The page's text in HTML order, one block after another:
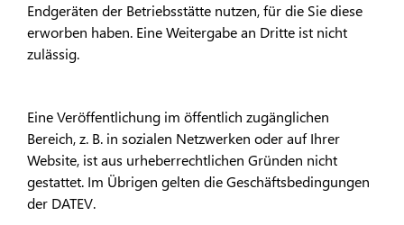
Endgeräten der Betriebsstätte nutzen, für die Sie diese
erworben haben. Eine Weitergabe an Dritte ist nicht
zulässig.
Eine Veröffentlichung im öffentlich zugänglichen
Bereich, z. B. in sozialen Netzwerken oder auf Ihrer
Website, ist aus urheberrechtlichen Gründen nicht
gestattet. Im Übrigen gelten die Geschäftsbedingungen
der DATEV.